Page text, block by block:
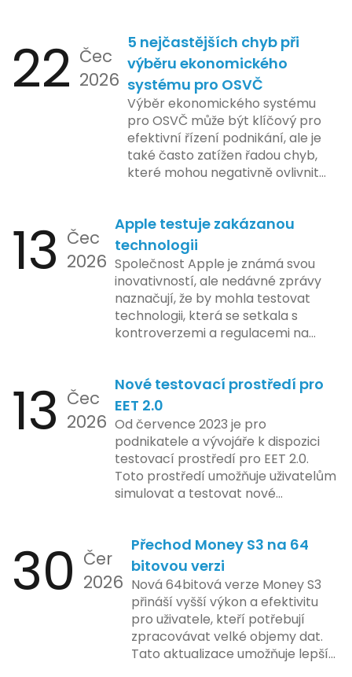
22 Čec
2026
5 nejčastějších chyb při
výběru ekonomického
systému pro OSVČ
Výběr ekonomického systému
pro OSVČ může být klíčový pro
efektivní řízení podnikání, ale je
také často zatížen řadou chyb,
které mohou negativně ovlivnit
by se podnikatelé měli vyvarovat.
13 Čec
2026
Apple testuje zakázanou
technologii
Společnost Apple je známá svou
inovativností, ale nedávné zprávy
naznačují, že by mohla testovat
technologii, která se setkala s
kontroverzemi a regulacemi na
implementace funkce, která by
mohla porušovat určité zákonné
limity na ochranu osobních údajů.
Tato technologie se zaměřuje na
pokročilé sledování uživatelských
aktivit, což vyvolalo obavy ohledně
soukromí a ochrany dat uživatelů.
bezpečnost a ochranu spotřebitelů,
regulační orgány různých zemí jsou
na pozoru a sledují vývoj celého
případu velmi bedlivě. Vedení
společnosti zatím neposkytlo
podrobnější informace o
konkrétních záměrech či časové
ose zavedení této technologie.
13 Čec
2026
Nové testovací prostředí pro
EET 2.0
Od července 2023 je pro
podnikatele a vývojáře k dispozici
testovací prostředí pro EET 2.0.
Toto prostředí umožňuje uživatelům
simulovat a testovat nové
kontrolovaném prostředí. Uživatelé
mají možnost předem se seznámit s
aktualizacemi, a tím lépe připravit
své systémy na oficiální zavedení
nového systému.
30 Čer
2026
Přechod Money S3 na 64
bitovou verzi
Nová 64bitová verze Money S3
přináší vyšší výkon a efektivitu
pro uživatele, kteří potřebují
zpracovávat velké objemy dat.
Tato aktualizace umožňuje lepší